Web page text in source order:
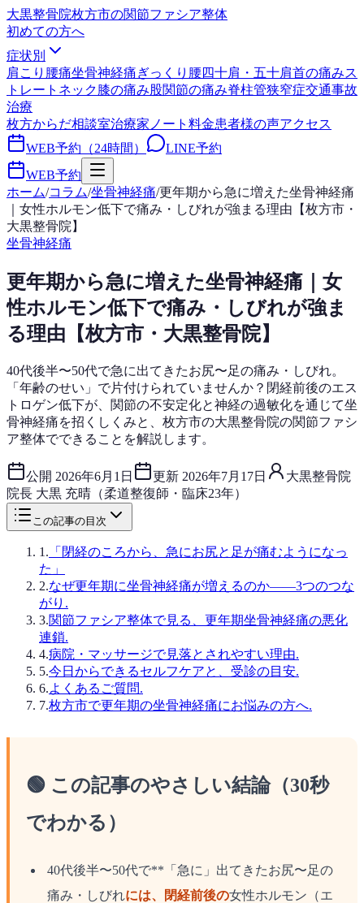
大黒整骨院枚方市の関節ファシア整体
初めての方へ
症状別
肩こり 腰痛坐骨神経痛ぎっくり腰四十肩・五十肩首の痛みス
トレートネック膝の痛み股関節の痛み脊柱管狭窄症交通事故
治療
枚方からだ相談室治療家ノート 料金患者様の声アクセス
WEB予約（24時間）
LINE予約
WEB予約
ホーム/コラム/坐骨神経痛/更年期から急に増えた坐骨神経痛
｜女性ホルモン低下で痛み・しびれが強まる理由【枚方市・
大黒整骨院】
坐骨神経痛
更年期から急に増えた坐骨神経痛｜女
性ホルモン低下で痛み・しびれが強ま
る理由【枚方市・大黒整骨院】
40代後半〜50代で急に出てきたお尻〜足の痛み・しびれ。
「年齢のせい」で片付けられていませんか？閉経前後のエス
トロゲン低下が、関節の不安定化と神経の過敏化を通じて坐
骨神経痛を招くしくみと、枚方市の大黒整骨院の関節ファシ
ア整体でできることを解説します。
公開 2026年6月1日 更新 2026年7月17日
大黒整骨院
院長 大黒 充晴（柔道整復師・臨床23年）
この記事の目次
1 . 「閉経のころから、急にお尻と足が痛むようになっ
た」
2.なぜ更年期に坐骨神経痛が増えるのか——3つのつな
がり.
3.関節ファシア整体で見る、更年期坐骨神経痛の悪化
連鎖.
4.病院・マッサージで見落とされやすい理由.
5.今日からできるセルフケアと、受診の目安.
6.よくあるご質問.
7.枚方市で更年期の坐骨神経痛にお悩みの方へ.
🟢 この記事のやさしい結論（30秒
でわかる）
40代後半〜50代で**「急に」出てきたお尻〜足の
痛み・しびれには、閉経前後の女性ホルモン（エ